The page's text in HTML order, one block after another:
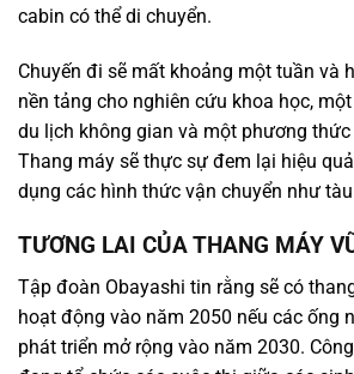
cabin có thể di chuyển.
Chuyến đi sẽ mất khoảng một tuần và
nền tảng cho nghiên cứu khoa học,
du lịch không gian và một phương
Thang máy sẽ thực sự đem lại hiệu
dụng các hình thức vận chuyển như
TƯƠNG LAI CỦA THANG MÁY
Tập đoàn Obayashi tin rằng sẽ có
hoạt động vào năm 2050 nếu các ống
phát triển mở rộng vào năm 2030.